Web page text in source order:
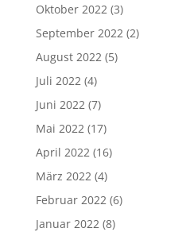
Oktober 2022(3)
September 2022(2)
August 2022(5)
Juli 2022(4)
Juni 2022(7)
Mai 2022(17)
April 2022(16)
März 2022(4)
Februar 2022(6)
Januar 2022(8)